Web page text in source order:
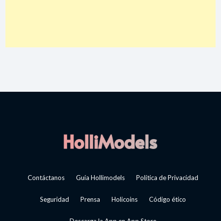
Contáctanos Guía Hollimodels Política de Privacidad
Seguridad Prensa Holicoins Código ético